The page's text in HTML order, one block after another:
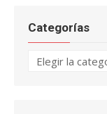
Categorías
Categorías